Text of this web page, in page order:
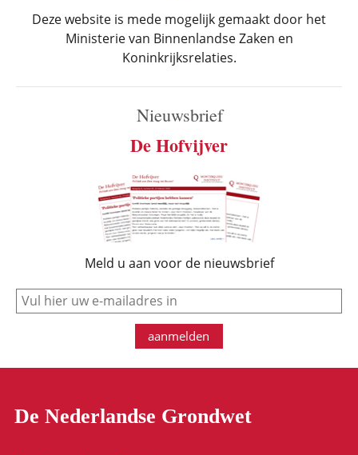
Deze website is mede mogelijk gemaakt door het
Ministerie van Binnenlandse Zaken en
Koninkrijksrelaties.
Nieuwsbrief
De Hofvijver
Meld u aan voor de nieuwsbrief
e-mail
aanmelden
De Nederlandse Grondwet